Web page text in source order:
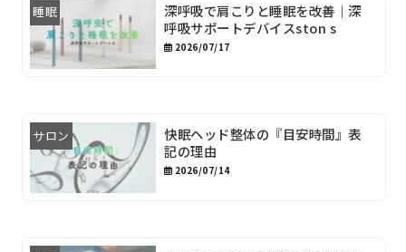
睡眠
深呼吸で肩こりと睡眠を改善｜深
呼吸サポートデバイスston s
2026/07/17
サロン
快眠ヘッド整体の『目安時間』表
記の理由
2026/07/14